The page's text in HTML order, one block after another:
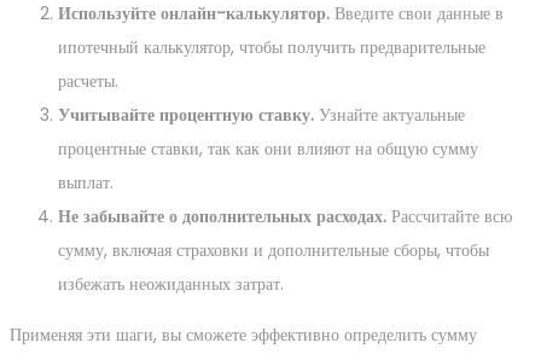
Используйте онлайн-калькулятор. Введите свои данные в
ипотечный калькулятор, чтобы получить предварительные
расчеты.
Учитывайте процентную ставку. Узнайте актуальные
процентные ставки, так как они влияют на общую сумму
выплат.
Не забывайте о дополнительных расходах. Рассчитайте всю
сумму, включая страховки и дополнительные сборы, чтобы
избежать неожиданных затрат.
Применяя эти шаги, вы сможете эффективно определить сумму